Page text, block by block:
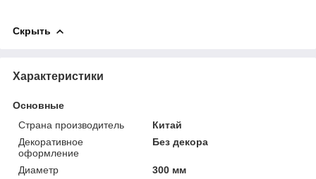
Скрыть
Характеристики
Основные
Страна производитель
Китай
Декоративное
оформление
Без декора
Диаметр
300 мм